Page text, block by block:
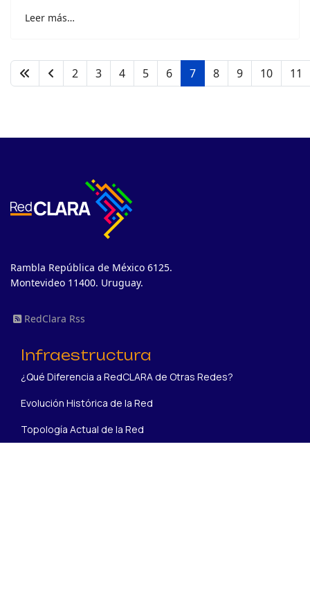
Leer más…
2 3 4 5 6 7 8 9 10 11
Rambla República de México 6125.
Montevideo 11400. Uruguay.
RedClara Rss
Infraestructura
¿Qué Diferencia a RedCLARA de Otras Redes?
Evolución Histórica de la Red
Topología Actual de la Red